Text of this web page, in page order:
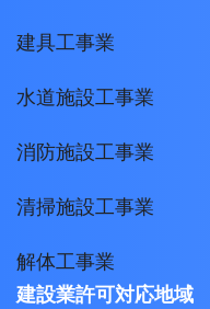
建具工事業
水道施設工事業
消防施設工事業
清掃施設工事業
解体工事業
建設業許可対応地域